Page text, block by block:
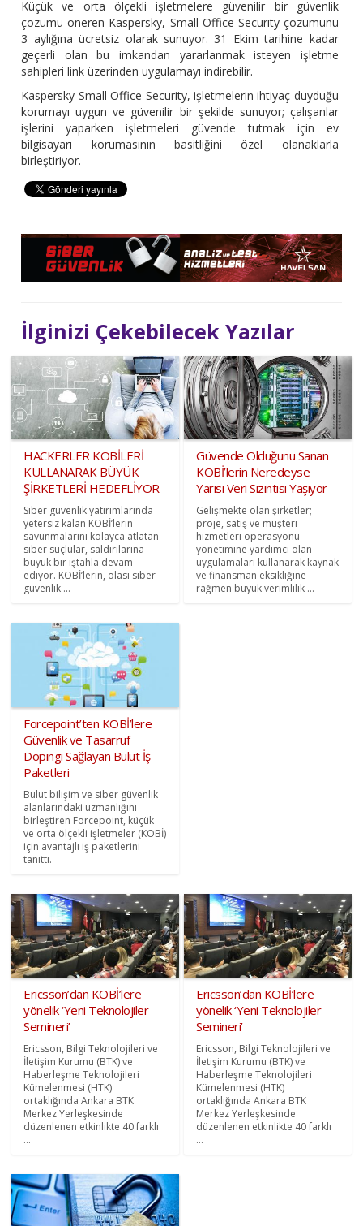
Küçük ve orta ölçekli işletmelere güvenilir bir güvenlik
çözümü öneren Kaspersky, Small Office Security çözümünü
3 aylığına ücretsiz olarak sunuyor. 31 Ekim tarihine kadar
geçerli olan bu imkandan yararlanmak isteyen işletme
sahipleri link üzerinden uygulamayı indirebilir.
Kaspersky Small Office Security, işletmelerin ihtiyaç duyduğu
korumayı uygun ve güvenilir bir şekilde sunuyor; çalışanlar
işlerini yaparken işletmeleri güvende tutmak için ev
bilgisayarı korumasının basitliğini özel olanaklarla
birleştiriyor.
İlginizi Çekebilecek Yazılar
HACKERLER KOBİLERİ
KULLANARAK BÜYÜK
ŞİRKETLERİ HEDEFLİYOR
Siber güvenlik yatırımlarında
yetersiz kalan KOBİ’lerin
savunmalarını kolayca atlatan
siber suçlular, saldırılarına
büyük bir iştahla devam
ediyor. KOBİ’lerin, olası siber
güvenlik ...
Güvende Olduğunu Sanan
KOBİ’lerin Neredeyse
Yarısı Veri Sızıntısı Yaşıyor
Gelişmekte olan şirketler;
proje, satış ve müşteri
hizmetleri operasyonu
yönetimine yardımcı olan
uygulamaları kullanarak kaynak
ve finansman eksikliğine
rağmen büyük verimlilik ...
Forcepoint’ten KOBİ’lere
Güvenlik ve Tasarruf
Dopingi Sağlayan Bulut İş
Paketleri
Bulut bilişim ve siber güvenlik
alanlarındaki uzmanlığını
birleştiren Forcepoint, küçük
ve orta ölçekli işletmeler (KOBİ)
için avantajlı iş paketlerini
tanıttı.
Ericsson’dan KOBİ’lere
yönelik ‘Yeni Teknolojiler
Semineri’
Ericsson, Bilgi Teknolojileri ve
İletişim Kurumu (BTK) ve
Haberleşme Teknolojileri
Kümelenmesi (HTK)
ortaklığında Ankara BTK
Merkez Yerleşkesinde
düzenlenen etkinlikte 40 farklı
...
Ericsson’dan KOBİ’lere
yönelik ‘Yeni Teknolojiler
Semineri’
Ericsson, Bilgi Teknolojileri ve
İletişim Kurumu (BTK) ve
Haberleşme Teknolojileri
Kümelenmesi (HTK)
ortaklığında Ankara BTK
Merkez Yerleşkesinde
düzenlenen etkinlikte 40 farklı
...